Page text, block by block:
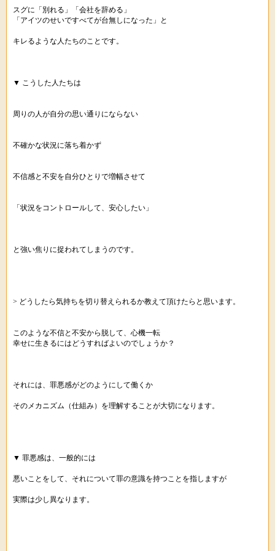
スグに「別れる」「会社を辞める」
「アイツのせいですべてが台無しになった」と
キレるような人たちのことです。
▼ こうした人たちは
周りの人が自分の思い通りにならない
不確かな状況に落ち着かず
不信感と不安を自分ひとりで増幅させて
「状況をコントロールして、安心したい」
と強い焦りに捉われてしまうのです。
> どうしたら気持ちを切り替えられるか教えて頂けたらと思います。
このような不信と不安から脱して、心機一転
幸せに生きるにはどうすればよいのでしょうか？
それには、罪悪感がどのようにして働くか
そのメカニズム（仕組み）を理解することが大切になります。
▼ 罪悪感は、一般的には
悪いことをして、それについて罪の意識を持つことを指しますが
実際は少し異なります。